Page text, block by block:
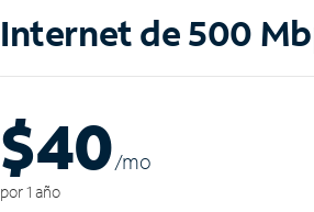
Internet de 500
$40/mo
por 1 año